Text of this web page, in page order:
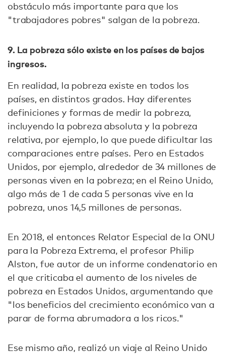
obstáculo más importante para que los
"trabajadores pobres" salgan de la pobreza.
9. La pobreza sólo existe en los países de bajos
ingresos.
En realidad, la pobreza existe en todos los
países, en distintos grados. Hay diferentes
definiciones y formas de medir la pobreza,
incluyendo la pobreza absoluta y la pobreza
relativa, por ejemplo, lo que puede dificultar las
comparaciones entre países. Pero en Estados
Unidos, por ejemplo, alrededor de 34 millones de
personas viven en la pobreza; en el Reino Unido,
algo más de 1 de cada 5 personas vive en la
pobreza, unos 14,5 millones de personas.
En 2018, el entonces Relator Especial de la ONU
para la Pobreza Extrema, el profesor Philip
Alston, fue autor de un informe condenatorio en
el que criticaba el aumento de los niveles de
pobreza en Estados Unidos, argumentando que
"los beneficios del crecimiento económico van a
parar de forma abrumadora a los ricos."
Ese mismo año, realizó un viaje al Reino Unido